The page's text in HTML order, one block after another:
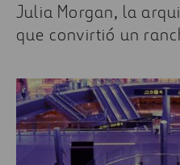
Julia Morgan, la
que convirtió un